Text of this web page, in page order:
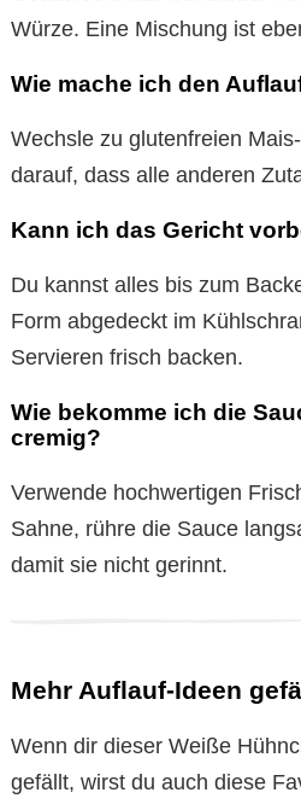
Würze. Eine Mischung ist
Wie mache ich den
Wechsle zu glutenfreien
darauf, dass alle anderen
Kann ich das Gericht
Du kannst alles bis zum
Form abgedeckt im
Servieren frisch backen.
Wie bekomme ich die
cremig?
Verwende hochwertigen
Sahne, rühre die Sauce
damit sie nicht gerinnt.
Mehr Auflauf-Ideen
Wenn dir dieser Weiße
gefällt, wirst du auch diese